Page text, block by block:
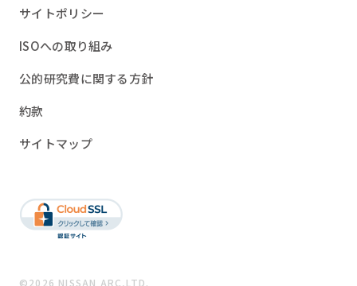
サイトポリシー
ISOへの取り組み
公的研究費に関する方針
約款
サイトマップ
©2026 NISSAN ARC,LTD.